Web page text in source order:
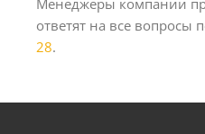
ответят на все вопросы
28.